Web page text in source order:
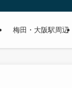
梅田・大阪駅周辺